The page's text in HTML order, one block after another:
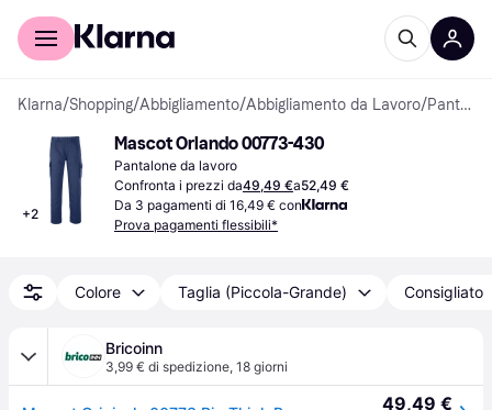
Per il tuo shopping
Klarna/Shopping/Abbigliamento/Abbigliamento da Lavoro/ Pantaloni da lavoro
+2
Mascot Orlando 00773-430
Pantalone da lavoro
Confronta i prezzi da49,49 €a52,49 €
Da 3 pagamenti di 16,49 € con
Prova pagamenti flessibili*
Colore Taglia (Piccola-Grande) Consigliato
Bricoinn
3,99 € di spedizione, 18 giorni
49,49 €